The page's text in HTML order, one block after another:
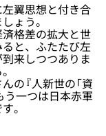
翼思想と付き合
ょう。
格差の拡大と世
と、ふたたび左
来しつつありま
の『人新世の「資
う一つは日本赤軍
。